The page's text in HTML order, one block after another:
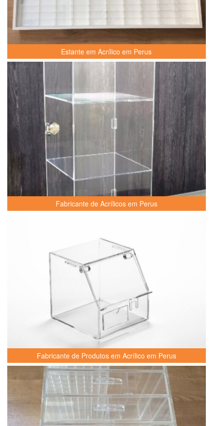
Estante em Acrílico em Perus
Fabricante de Acrílicos em Perus
Fabricante de Produtos em Acrílico em Perus